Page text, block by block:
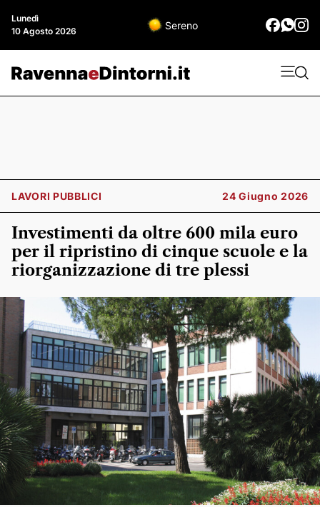
Lunedì
10 Agosto 2026
Sereno
LAVORI PUBBLICI 24 Giugno 2026
Investimenti da oltre 600 mila euro
per il ripristino di cinque scuole e la
riorganizzazione di tre plessi